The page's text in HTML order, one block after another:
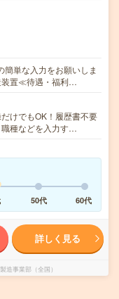
単な入力をお願いしま
装置≪待遇・福利…
けでもOK！履歴書不要
種などを入力す…
50代 60代
詳しく見る
事業部（全国）